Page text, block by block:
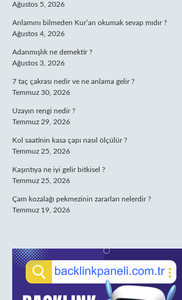
Ağustos 5, 2026
Anlamını bilmeden Kur’an okumak sevap mıdır ?
Ağustos 4, 2026
Adanmışlık ne demektir ?
Ağustos 3, 2026
7 taç çakrası nedir ve ne anlama gelir ?
Temmuz 30, 2026
Uzayın rengi nedir ?
Temmuz 29, 2026
Kol saatinin kasa çapı nasıl ölçülür ?
Temmuz 25, 2026
Kaşıntıya ne iyi gelir bitkisel ?
Temmuz 25, 2026
Çam kozalağı pekmezinin zararları nelerdir ?
Temmuz 19, 2026